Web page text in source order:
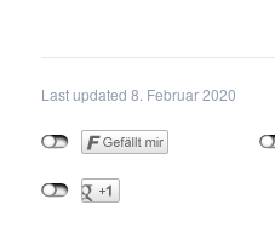
Last updated 8. Februar 2020